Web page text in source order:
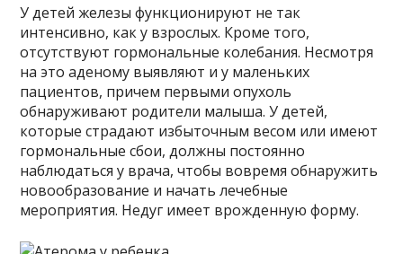
У детей железы функционируют не так
интенсивно, как у взрослых. Кроме того,
отсутствуют гормональные колебания. Несмотря
на это аденому выявляют и у маленьких
пациентов, причем первыми опухоль
обнаруживают родители малыша. У детей,
которые страдают избыточным весом или имеют
гормональные сбои, должны постоянно
наблюдаться у врача, чтобы вовремя обнаружить
новообразование и начать лечебные
мероприятия. Недуг имеет врожденную форму.